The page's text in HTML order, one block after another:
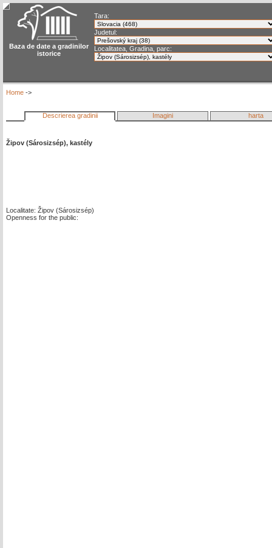
Baza de date a gradinilor
istorice
Tara:
Judetul:
Localitatea, Gradina, parc:
Home ->
Descrierea gradinii Imagini harta
Žipov (Sárosizsép), kastély
Localitate: Žipov (Sárosizsép)
Openness for the public: